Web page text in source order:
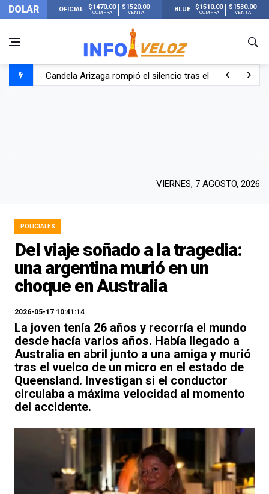
DOLAR OFICIAL $1470.00
COMPRA
$1520.00
VENTA BLUE $1510.00
COMPRA
$1530.00
VENTA
Candela Arizaga rompió el silencio tras el incidente con
VIERNES, 7 AGOSTO, 2026
POLICIALES
Del viaje soñado a la tragedia:
una argentina murió en un
choque en Australia
2026-05-17 10:41:14
La joven tenía 26 años y recorría el mundo
desde hacía varios años. Había llegado a
Australia en abril junto a una amiga y murió
tras el vuelco de un micro en el estado de
Queensland. Investigan si el conductor
circulaba a máxima velocidad al momento
del accidente.